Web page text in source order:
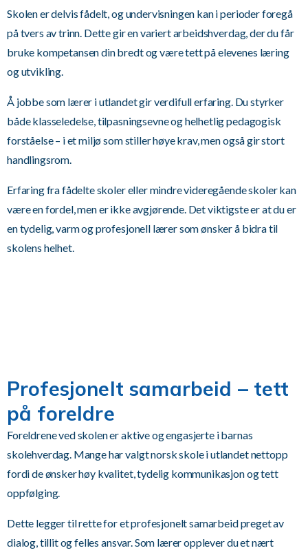
Skolen er delvis fådelt, og undervisningen kan i perioder foregå
på tvers av trinn. Dette gir en variert arbeidshverdag, der du får
bruke kompetansen din bredt og være tett på elevenes læring
og utvikling.
Å jobbe som lærer i utlandet gir verdifull erfaring. Du styrker
både klasseledelse, tilpasningsevne og helhetlig pedagogisk
forståelse – i et miljø som stiller høye krav, men også gir stort
handlingsrom.
Erfaring fra fådelte skoler eller mindre videregående skoler kan
være en fordel, men er ikke avgjørende. Det viktigste er at du er
en tydelig, varm og profesjonell lærer som ønsker å bidra til
skolens helhet.
Profesjonelt samarbeid – tett
på foreldre
Foreldrene ved skolen er aktive og engasjerte i barnas
skolehverdag. Mange har valgt norsk skole i utlandet nettopp
fordi de ønsker høy kvalitet, tydelig kommunikasjon og tett
oppfølging.
Dette legger til rette for et profesjonelt samarbeid preget av
dialog, tillit og felles ansvar. Som lærer opplever du et nært